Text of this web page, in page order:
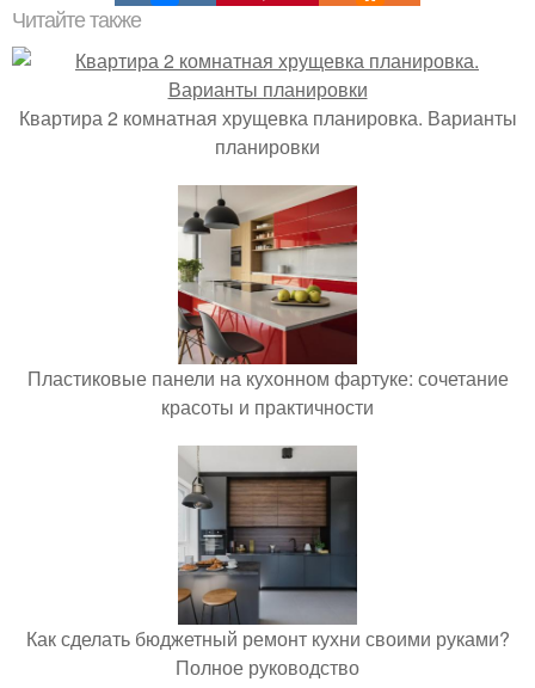
Читайте также
Квартира 2 комнатная хрущевка планировка. Варианты
планировки
Пластиковые панели на кухонном фартуке: сочетание
красоты и практичности
Как сделать бюджетный ремонт кухни своими руками?
Полное руководство